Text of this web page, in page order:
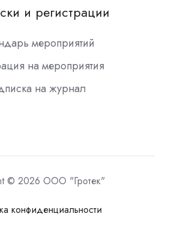
и регистрации
мероприятий
на мероприятия
на журнал
© 2026 ООО "Гротек"
конфиденциальности